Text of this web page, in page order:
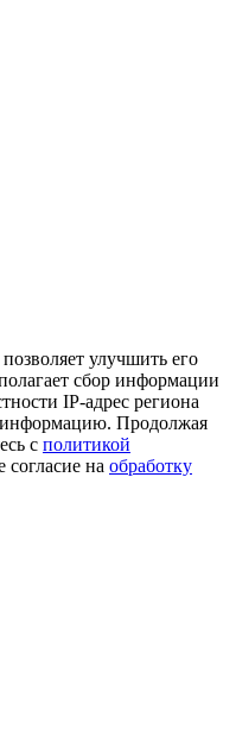
улучшить его
сбор информации
IP-адрес региона
Продолжая
с политикой
согласие на обработку